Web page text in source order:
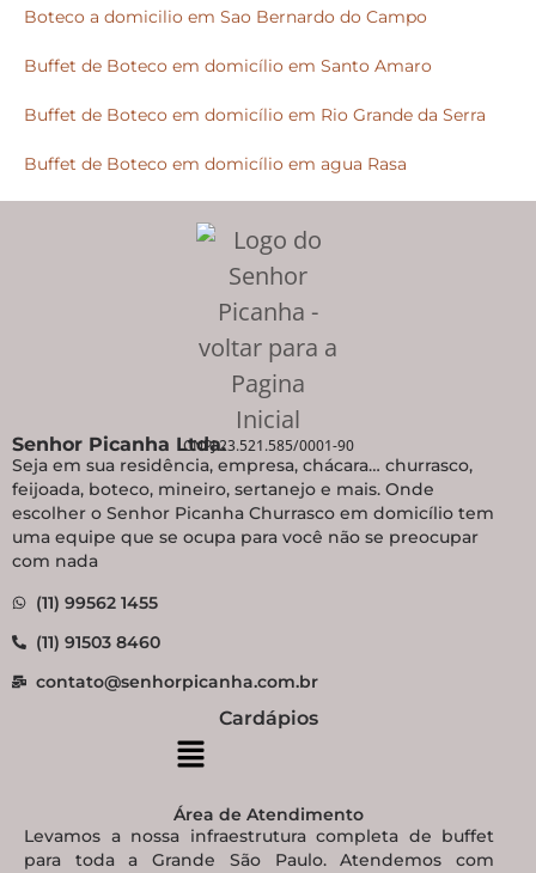
Boteco a domicilio em Sao Bernardo do Campo
Buffet de Boteco em domicílio em Santo Amaro
Buffet de Boteco em domicílio em Rio Grande da Serra
Buffet de Boteco em domicílio em agua Rasa
Senhor Picanha Ltda.CNPJ 23.521.585/0001-90
Seja em sua residência, empresa, chácara… churrasco,
feijoada, boteco, mineiro, sertanejo e mais. Onde
escolher o Senhor Picanha Churrasco em domicílio tem
uma equipe que se ocupa para você não se preocupar
com nada
(11) 99562 1455
(11) 91503 8460
contato@senhorpicanha.com.br
Cardápios
Área de Atendimento
Levamos a nossa infraestrutura completa de buffet
para toda a Grande São Paulo. Atendemos com